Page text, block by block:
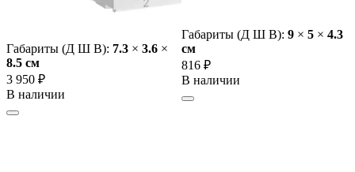
Габариты (Д Ш В): 7.3 × 3.6 ×
8.5 cм
3 950 ₽
В наличии
Габариты (Д Ш В): 9 × 5 × 4.3
cм
816 ₽
В наличии